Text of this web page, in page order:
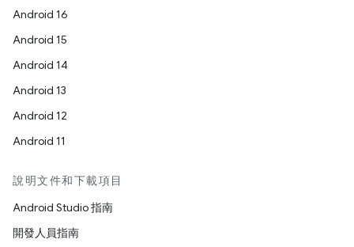
Android 16
Android 15
Android 14
Android 13
Android 12
Android 11
說明文件和下載項目
Android Studio 指南
開發人員指南